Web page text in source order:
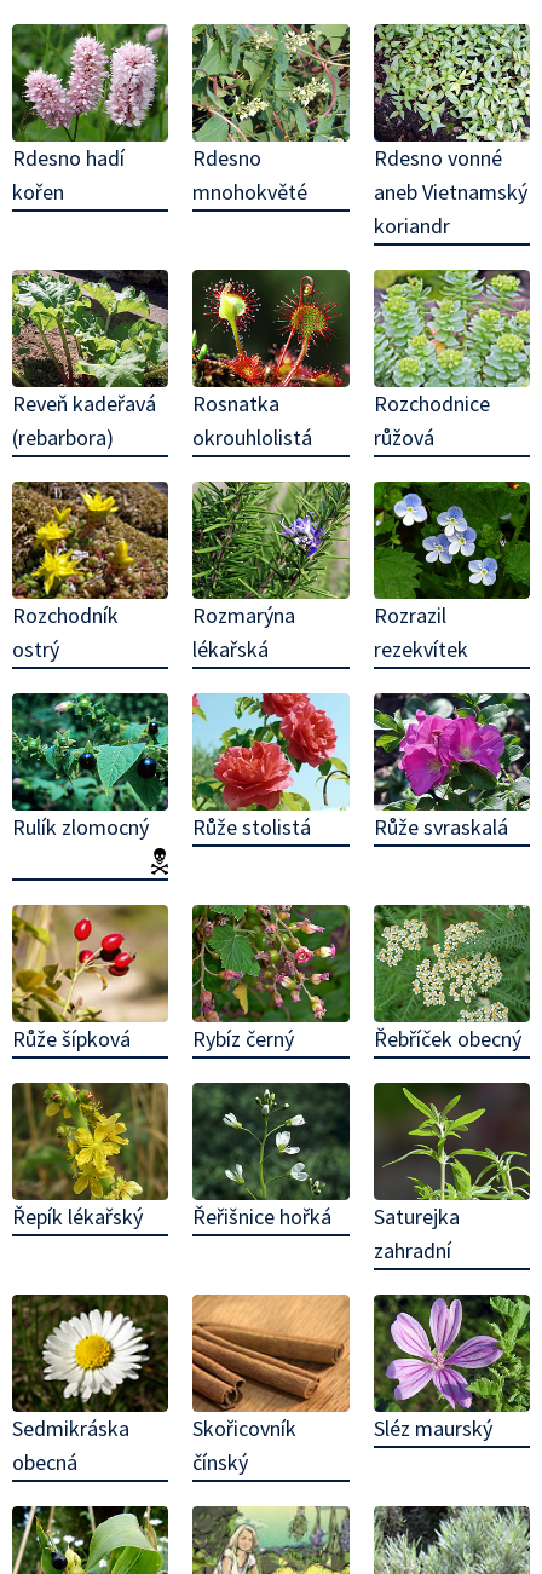
Rdesno hadí
kořen
Rdesno
mnohokvěté
Rdesno vonné
aneb Vietnamský
koriandr
Reveň kadeřavá
(rebarbora)
Rosnatka
okrouhlolistá
Rozchodnice
růžová
Rozchodník
ostrý
Rozmarýna
lékařská
Rozrazil
rezekvítek
Rulík zlomocný
Růže stolistá Růže svraskalá
Růže šípková Rybíz černý Řebříček obecný
Řepík lékařský Řeřišnice hořká
Saturejka
zahradní
Sedmikráska
obecná
Skořicovník
čínský
Sléz maurský